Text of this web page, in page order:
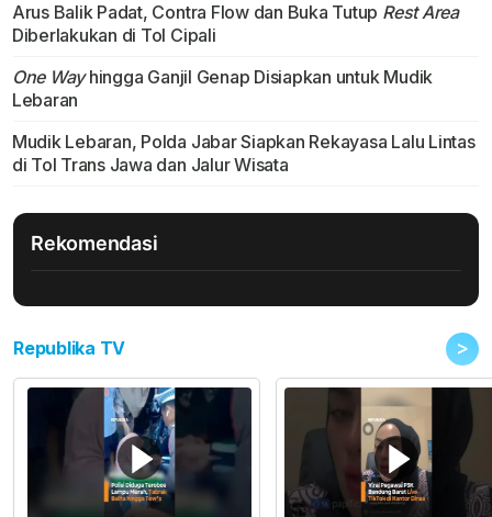
Arus Balik Padat, Contra Flow dan Buka Tutup Rest Area
Diberlakukan di Tol Cipali
One Wayhingga Ganjil Genap Disiapkan untuk Mudik
Lebaran
Mudik Lebaran, Polda Jabar Siapkan Rekayasa Lalu Lintas
di Tol Trans Jawa dan Jalur Wisata
Rekomendasi
Republika TV >